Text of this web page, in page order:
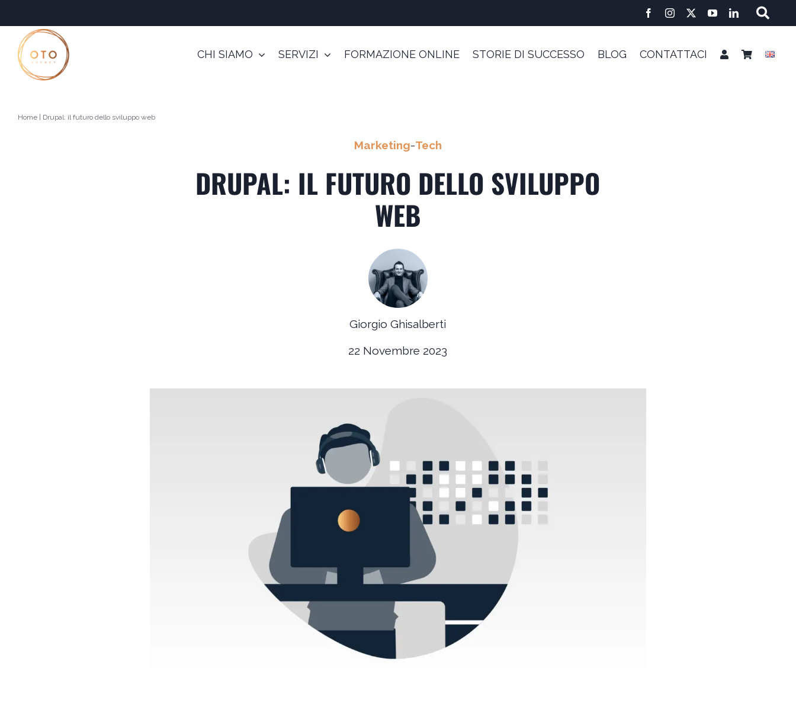
al
contenuto
CHI SIAMO SERVIZI FORMAZIONE ONLINE STORIE DI SUCCESSO BLOG CONTATTACI
Home| Drupal: il futuro dello sviluppo web
Marketing-Tech
DRUPAL: IL FUTURO DELLO SVILUPPO
WEB
Giorgio Ghisalberti
22 Novembre 2023